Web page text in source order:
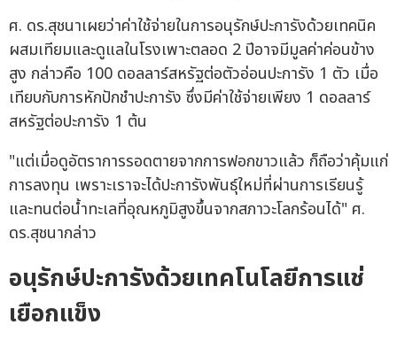
ศ. ดร.สุชนาเผยว่าค่าใช้จ่ายในการอนุรักษ์ปะการังด้วยเทคนิค
ผสมเทียมและดูแลในโรงเพาะตลอด 2 ปีอาจมีมูลค่าค่อนข้าง
สูง กล่าวคือ 100 ดอลลาร์สหรัฐต่อตัวอ่อนปะการัง 1 ตัว เมื่อ
เทียบกับการหักปักชำปะการัง ซึ่งมีค่าใช้จ่ายเพียง 1 ดอลลาร์
สหรัฐต่อปะการัง 1 ต้น
"แต่เมื่อดูอัตราการรอดตายจากการฟอกขาวแล้ว ก็ถือว่าคุ้มแก่
การลงทุน เพราะเราจะได้ปะการังพันธุ์ใหม่ที่ผ่านการเรียนรู้
และทนต่อน้ำทะเลที่อุณหภูมิสูงขึ้นจากสภาวะโลกร้อนได้" ศ.
ดร.สุชนากล่าว
อนุรักษ์ปะการังด้วยเทคโนโลยีการแช่
เยือกแข็ง